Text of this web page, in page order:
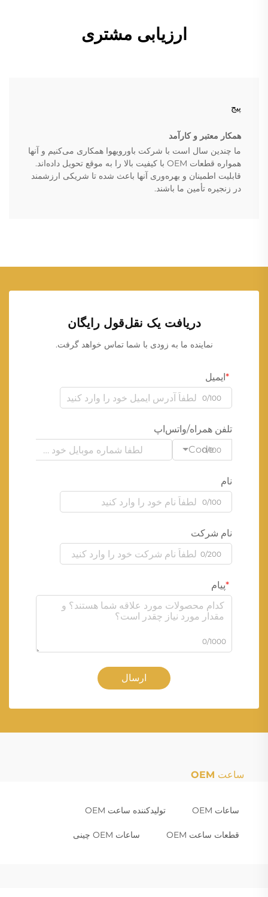
ارزیابی مشتری
پیج
همکار معتبر و کارآمد
ما چندین سال است با شرکت باورویهوا همکاری می‌کنیم و آنها
همواره قطعات OEM با کیفیت بالا را به موقع تحویل داده‌اند.
قابلیت اطمینان و بهره‌وری آنها باعث شده تا شریکی ارزشمند
در زنجیره تأمین ما باشند.
دریافت یک نقل‌قول رایگان
نماینده ما به زودی با شما تماس خواهد گرفت.
ایمیل
0/100
تلفن همراه/واتس‌اپ
Code
0/100
نام
0/100
نام شرکت
0/200
پیام
0/1000
ارسال
ساعت OEM
ساعات OEM تولیدکننده ساعت OEM
قطعات ساعت OEM ساعات OEM چینی